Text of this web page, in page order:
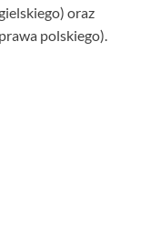
oraz
polskiego).